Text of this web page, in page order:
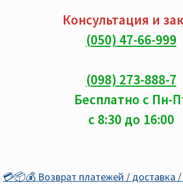
Консультация и
(050) 47-66-999
(098) 273-888-7
Бесплатно с Пн-
с 8:30 до 16:00
💳📦💰 Возврат платежей / доставка /